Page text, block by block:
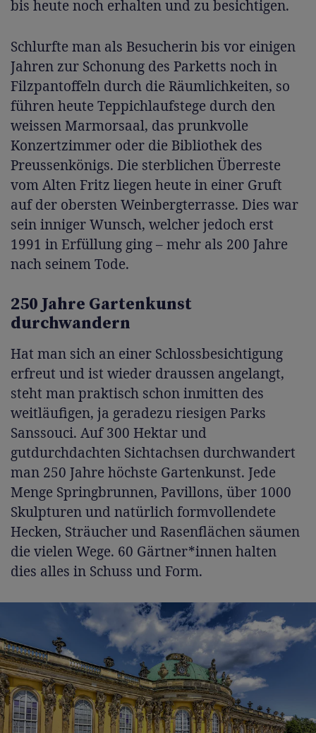
bis heute noch erhalten und zu besichtigen.
Schlurfte man als Besucherin bis vor einigen
Jahren zur Schonung des Parketts noch in
Filzpantoffeln durch die Räumlichkeiten, so
führen heute Teppichlaufstege durch den
weissen Marmorsaal, das prunkvolle
Konzertzimmer oder die Bibliothek des
Preussenkönigs. Die sterblichen Überreste
vom Alten Fritz liegen heute in einer Gruft
auf der obersten Weinbergterrasse. Dies war
sein inniger Wunsch, welcher jedoch erst
1991 in Erfüllung ging – mehr als 200 Jahre
nach seinem Tode.
250 Jahre Gartenkunst
durchwandern
Hat man sich an einer Schlossbesichtigung
erfreut und ist wieder draussen angelangt,
steht man praktisch schon inmitten des
weitläufigen, ja geradezu riesigen Parks
Sanssouci. Auf 300 Hektar und
gutdurchdachten Sichtachsen durchwandert
man 250 Jahre höchste Gartenkunst. Jede
Menge Springbrunnen, Pavillons, über 1000
Skulpturen und natürlich formvollendete
Hecken, Sträucher und Rasenflächen säumen
die vielen Wege. 60 Gärtner*innen halten
dies alles in Schuss und Form.